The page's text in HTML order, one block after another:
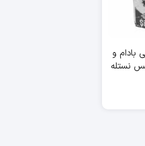
بادام و
نستله